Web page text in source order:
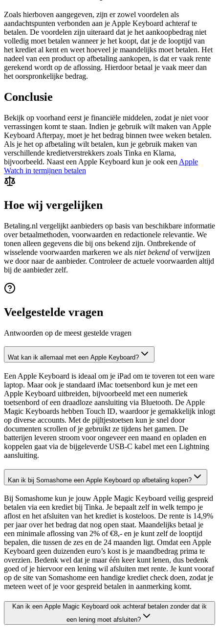
Zoals hierboven aangegeven, zijn er zowel voordelen als
aandachtspunten verbonden aan je Apple Keyboard achteraf te
betalen. De voordelen zijn uiteraard dat je het aankoopbedrag niet
volledig moet betalen wanneer je het koopt, dat je de looptijd van
het krediet al kent en weet hoeveel je maandelijks moet betalen. Het
nadeel van een product op afbetaling aankopen, is dat er vaak rente
gerekend wordt op de aflossing. Hierdoor betaal je vaak meer dan
het oorspronkelijke bedrag.
Conclusie
Bekijk op voorhand eerst je financiële middelen, zodat je niet voor
verrassingen komt te staan. Indien je gebruik wilt maken van Apple
Keyboard Afterpay, moet je het bedrag binnen twee weken betalen.
Als je het op afbetaling wilt betalen, kun je gebruik maken van
verschillende kredietverstrekkers zoals Tinka en Klarna,
bijvoorbeeld. Naast een Apple Keyboard kun je ook een Apple
Watch in termijnen betalen
Hoe wij vergelijken
Betaling.nl vergelijkt aanbieders op basis van beschikbare informatie
over betaalmethoden, voorwaarden en redactionele relevantie. We
tonen alleen gegevens die bij ons bekend zijn. Ontbrekende of
wisselende voorwaarden markeren we als niet bekend of verwijzen
we door naar de aanbieder. Controleer de actuele voorwaarden altijd
bij de aanbieder zelf.
Veelgestelde vragen
Antwoorden op de meest gestelde vragen
Wat kan ik allemaal met een Apple Keyboard?
Een Apple Keyboard is ideaal om je iPad om te toveren tot een ware
laptop. Maar ook je standaard iMac toetsenbord kun je met een
Apple Keyboard uitbreiden, bijvoorbeeld met een numeriek
toetsenbord of een draadloze aansluiting via Bluetooth. De Apple
Magic Keyboards hebben Touch ID, waardoor je gemakkelijk inlogt
op diverse accounts. Met de pijltjestoetsen kun je snel door
documenten scrollen of je gebruikt ze tijdens het gamen. De
batterijen leveren stroom voor ongeveer een maand en opladen en
koppelen gaat via de bijgeleverde USB-C kabel met een Lightning
aansluiting.
Kan ik bij Somashome een Apple Keyboard op afbetaling kopen?
Bij Somashome kun je jouw Apple Magic Keyboard veilig gespreid
betalen via een krediet bij Tinka. Je bepaalt zelf in welk tempo je
aflost en het afsluiten van het krediet is kosteloos. De rente is 14,9%
per jaar over het bedrag dat nog open staat. Maandelijks betaal je
een minimale aflossing van 2% of €8,- en je kunt zelf de looptijd
bepalen, die tussen de zes en de 24 maanden ligt. Omdat een Apple
Keyboard geen duizenden euro’s kost is je maandbedrag prima te
overzien. Bedenk wel dat je maar één keer kunt lenen, dus bedenk
goed of je hiervoor een lening wil afsluiten met rente. Je kunt vooraf
op de site van Somashome een handige krediet check doen, zodat je
meteen weet of je voor gespreid betalen in aanmerking komt.
Kan ik een Apple Magic Keyboard ook achteraf betalen zonder dat ik
een lening moet afsluiten?